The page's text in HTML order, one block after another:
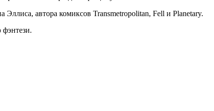
Эллиса, автора комиксов Transmetropolitan, Fell и Planetary.